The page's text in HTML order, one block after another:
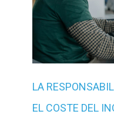
LA
EL COSTE DEL